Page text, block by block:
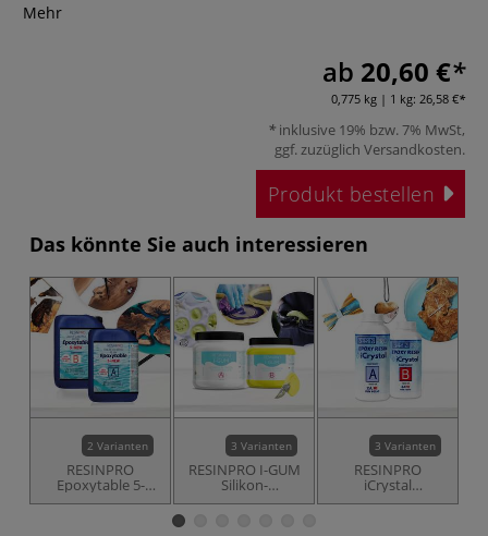
Mehr
ab 20,60 €
0,775 kg | 1 kg: 26,58 €
inklusive 19% bzw. 7% MwSt,
ggf. zuzüglich Versandkosten.
Produkt bestellen
Das könnte Sie auch interessieren
2 Varianten
RESINPRO
Epoxytable 5-
NEW Kristallklares
3 Varianten
RESINPRO I-GUM
Silikon-
Knetmasse
3 Varianten
RESINPRO
iCrystal
Epoxidharz